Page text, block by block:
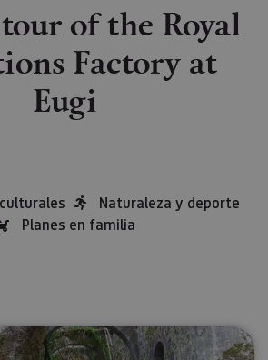
of the Royal
Factory at
Eugi
Naturaleza y deporte
Planes en familia